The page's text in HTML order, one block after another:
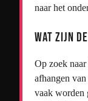
naar het
Wat zijn
Op zoek
afhangen
vaak worden